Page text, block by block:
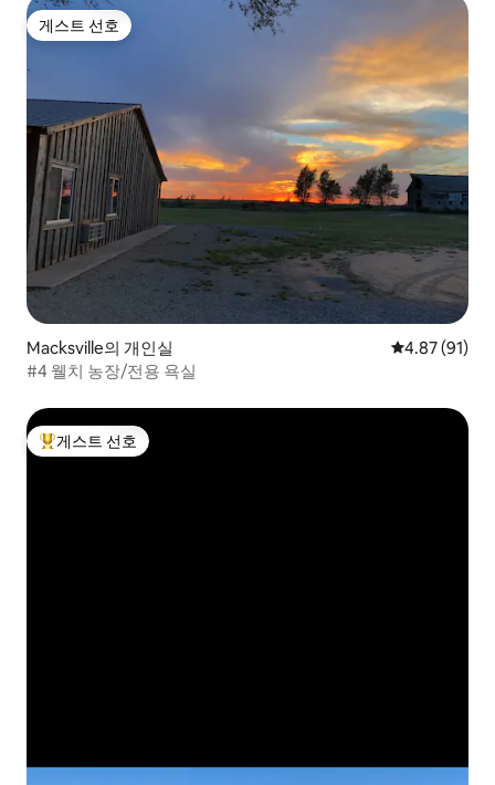
게스트 선호
게스트 선호
Macksville의 개인실 평점 4.87점
4.87 (91)
#4 웰치 농장/전용 욕실
상위 게스트 선호
게스트 선호